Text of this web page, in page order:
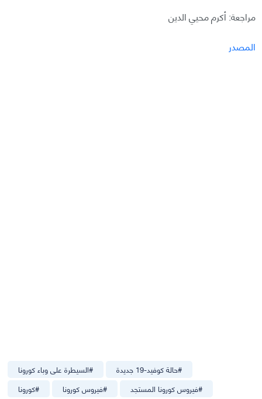
مراجعة: أكرم محيي الدين
المصدر
#السيطرة على وباء كورونا #حالة كوفيد-19 جديدة
#كورونا #فيروس كورونا #فيروس كورونا المستجد